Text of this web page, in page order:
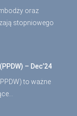
oraz
stopniowego
– Dec’24
to ważne